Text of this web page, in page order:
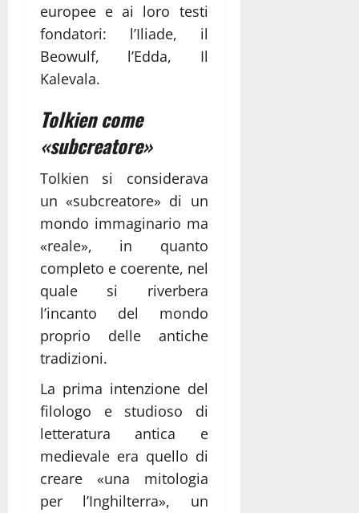
europee e ai loro testi
fondatori: l’Iliade, il
Beowulf, l’Edda, Il
Kalevala.
Tolkien come
«subcreatore»
Tolkien si considerava
un «subcreatore» di un
mondo immaginario ma
«reale», in quanto
completo e coerente, nel
quale si riverbera
l’incanto del mondo
proprio delle antiche
tradizioni.
La prima intenzione del
filologo e studioso di
letteratura antica e
medievale era quello di
creare «una mitologia
per l’Inghilterra», un